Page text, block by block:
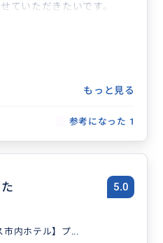
ていただきたいです。
もっと見る
参考になった 1
5.0
市内ホテル】プ...